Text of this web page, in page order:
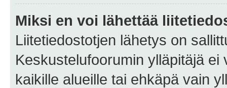
Miksi en voi lähettää
Liitetiedostotjen lähetys on
Keskustelufoorumin ylläpitäjä
kaikille alueille tai ehkäpä vain